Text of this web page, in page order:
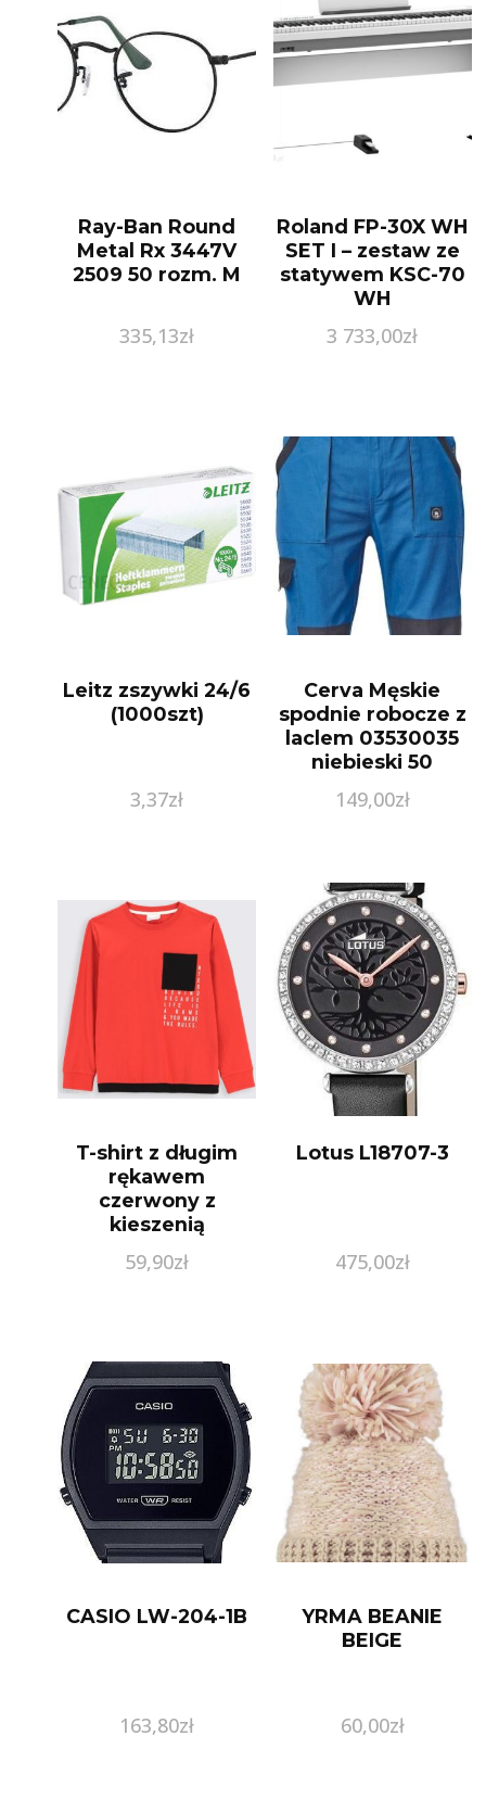
Ray-Ban Round
Metal Rx 3447V
2509 50 rozm. M
335,13zł
Roland FP-30X WH
SET I – zestaw ze
statywem KSC-70
WH
3 733,00zł
Leitz zszywki 24/6
(1000szt)
3,37zł
Cerva Męskie
spodnie robocze z
laclem 03530035
niebieski 50
149,00zł
T-shirt z długim
rękawem
czerwony z
kieszenią
59,90zł
Lotus L18707-3
475,00zł
CASIO LW-204-1B
163,80zł
YRMA BEANIE
BEIGE
60,00zł